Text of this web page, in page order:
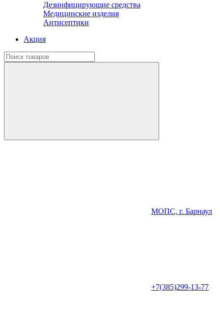
Дезинфицирующие средства
Медицинские изделия
Антисептики
Акция
МОПС, г. Барнаул
+7(385)299-13-77